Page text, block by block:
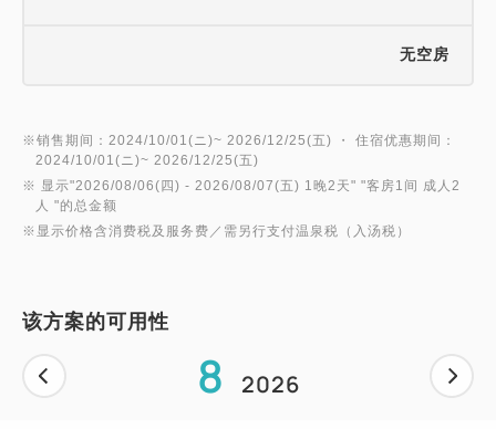
日式床垫为自助式。
请您放松身心，随意铺床。
用；入住当天：收取100%费用；未入住：收取100%
无空房
※销售期间：2024/10/01(ニ)~ 2026/12/25(五) ・ 住宿优惠期间：
2024/10/01(ニ)~ 2026/12/25(五)
※ 显示"2026/08/06(四) - 2026/08/07(五) 1晚2天" "客房1间 成人2
人 "的总金额
※显示价格含消费税及服务费／需另行支付温泉税（入汤税）
该方案的可用性
8 2026